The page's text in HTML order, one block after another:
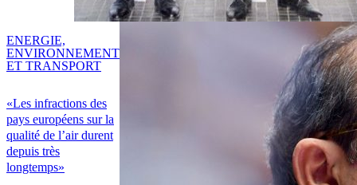
«Les infractions des
pays européens sur la
qualité de l’air durent
depuis très
longtemps»
ENERGIE,
ENVIRONNEMENT
ET TRANSPORT